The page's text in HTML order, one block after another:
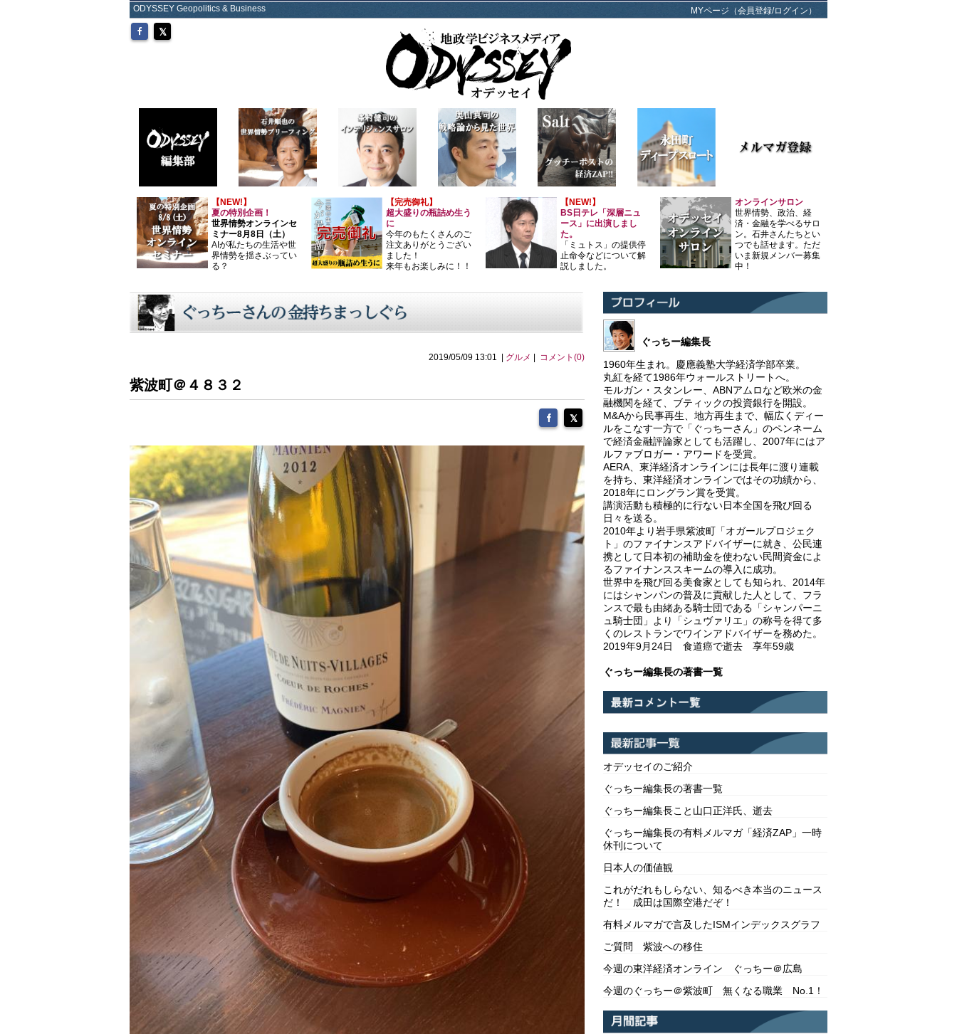
ODYSSEY Geopolitics & Business MYページ（会員登録/ログイン）
【NEW!】
夏の特別企画！
世界情勢オンラインセ
ミナー8月8日（土）
AIが私たちの生活や世
界情勢を揺さぶってい
る？
【完売御礼】
超大盛りの瓶詰め生う
に
今年のもたくさんのご
注文ありがとうござい
ました！
来年もお楽しみに！！
【NEW!】
BS日テレ「深層ニュ
ース」に出演しまし
た。
「ミュトス」の提供停
止命令などについて解
説しました。
オンラインサロン
世界情勢、政治、経
済・金融を学べるサロ
ン。石井さんたちとい
つでも話せます。ただ
いま新規メンバー募集
中！
2019/05/09 13:01 | グルメ コメント(0)
紫波町＠４８３２
ぐっちー編集長
1960年生まれ。慶應義塾大学経済学部卒業。
丸紅を経て1986年ウォールストリートへ。
モルガン・スタンレー、ABNアムロなど欧米の金
融機関を経て、ブティックの投資銀行を開設。
M&Aから民事再生、地方再生まで、幅広くディー
ルをこなす一方で「ぐっちーさん」のペンネーム
で経済金融評論家としても活躍し、2007年にはア
ルファブロガー・アワードを受賞。
AERA、東洋経済オンラインには長年に渡り連載
を持ち、東洋経済オンラインではその功績から、
2018年にロングラン賞を受賞。
講演活動も積極的に行ない日本全国を飛び回る
日々を送る。
2010年より岩手県紫波町「オガールプロジェク
ト」のファイナンスアドバイザーに就き、公民連
携として日本初の補助金を使わない民間資金によ
るファイナンススキームの導入に成功。
世界中を飛び回る美食家としても知られ、2014年
にはシャンパンの普及に貢献した人として、フラ
ンスで最も由緒ある騎士団である「シャンパーニ
ュ騎士団」より「シュヴァリエ」の称号を得て多
くのレストランでワインアドバイザーを務めた。
2019年9月24日 食道癌で逝去 享年59歳
ぐっちー編集長の著書一覧
オデッセイのご紹介
ぐっちー編集長の著書一覧
ぐっちー編集長こと山口正洋氏、逝去
ぐっちー編集長の有料メルマガ「経済ZAP」一時
休刊について
日本人の価値観
これがだれもしらない、知るべき本当のニュース
だ！ 成田は国際空港だぞ！
有料メルマガで言及したISMインデックスグラフ
ご質問 紫波への移住
今週の東洋経済オンライン ぐっちー＠広島
今週のぐっちー＠紫波町 無くなる職業 No.1！